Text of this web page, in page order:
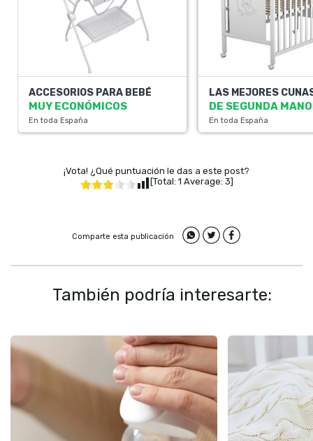
ACCESORIOS PARA BEBÉ
MUY ECONÓMICOS
En toda España
LAS MEJORES
DE SEGUNDA MANO
En toda España
¡Vota! ¿Qué puntuación le das a este post?
[Total: 1 Average: 3]
Comparte esta publicación
También podría interesarte: